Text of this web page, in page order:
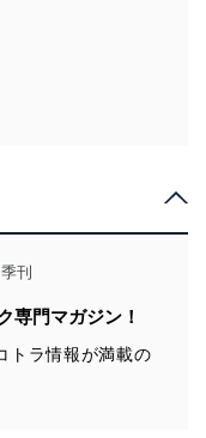
刊
専門マガジン！
トラ情報が満載の